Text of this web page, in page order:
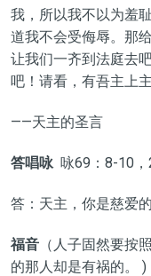
我，所以我不以为羞
道我不会受侮辱。那
让我们一齐到法庭去
吧！请看，有吾主上
——天主的圣言
答唱咏 咏69：8-10
答：天主，你是慈爱
福音（人子固然要按
的那人却是有祸的。 )